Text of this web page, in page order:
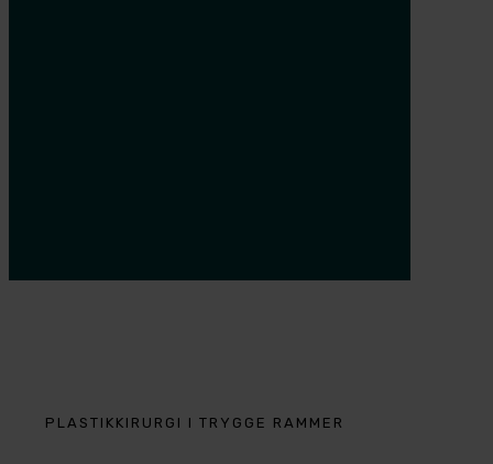
PLASTIKKIRURGI I TRYGGE RAMMER